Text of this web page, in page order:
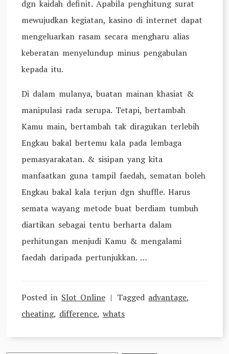
dgn kaidah definit. Apabila penghitung surat
mewujudkan kegiatan, kasino di internet dapat
mengeluarkan rasam secara mengharu alias
keberatan menyelundup minus pengabulan
kepada itu.
Di dalam mulanya, buatan mainan khasiat &
manipulasi rada serupa. Tetapi, bertambah
Kamu main, bertambah tak diragukan terlebih
Engkau bakal bertemu kala pada lembaga
pemasyarakatan. & sisipan yang kita
manfaatkan guna tampil faedah, sematan boleh
Engkau bakal kala terjun dgn shuffle. Harus
semata wayang metode buat berdiam tumbuh
diartikan sebagai tentu berharta dalam
perhitungan menjudi Kamu & mengalami
faedah daripada pertunjukkan. …
Posted in Slot Online Tagged advantage,
cheating, difference, whats